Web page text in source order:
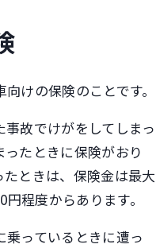
けの保険のことです。
故でけがをしてしまっ
たときに保険がおり
ときは、保険金は最大
程度からあります。
っているときに遭っ